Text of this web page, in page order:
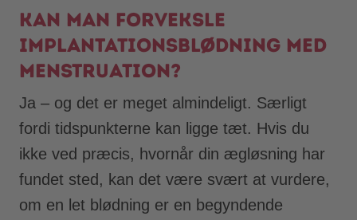
Kan man forveksle
implantationsblødning med
menstruation?
Ja – og det er meget almindeligt. Særligt
fordi tidspunkterne kan ligge tæt. Hvis du
ikke ved præcis, hvornår din ægløsning har
fundet sted, kan det være svært at vurdere,
om en let blødning er en begyndende